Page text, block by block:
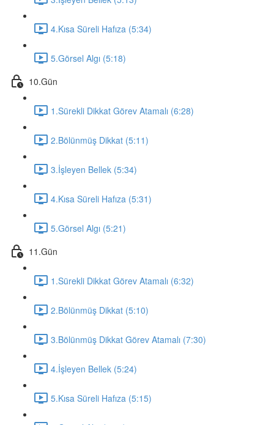
4.Kısa Süreli Hafıza (5:34)
5.Görsel Algı (5:18)
10.Gün
1.Sürekli Dikkat Görev Atamalı (6:28)
2.Bölünmüş Dikkat (5:11)
3.İşleyen Bellek (5:34)
4.Kısa Süreli Hafıza (5:31)
5.Görsel Algı (5:21)
11.Gün
1.Sürekli Dikkat Görev Atamalı (6:32)
2.Bölünmüş Dikkat (5:10)
3.Bölünmüş Dikkat Görev Atamalı (7:30)
4.İşleyen Bellek (5:24)
5.Kısa Süreli Hafıza (5:15)